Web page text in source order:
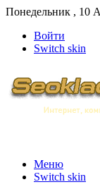
Понедельник , 10
Войти
Switch skin
Меню
Switch skin